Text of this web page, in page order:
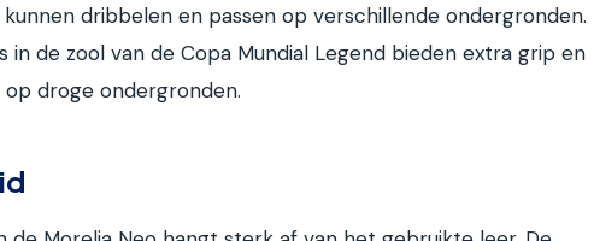
dribbelen en passen op verschillende ondergronden.
in de zool van de Copa Mundial Legend bieden extra grip en
droge ondergronden.